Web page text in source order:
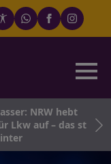
NRW hebt
auf – das steckt